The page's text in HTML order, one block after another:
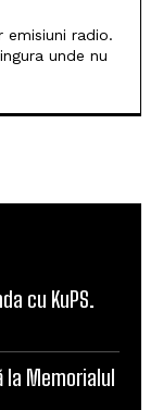
cu KuPS.
Memorialul